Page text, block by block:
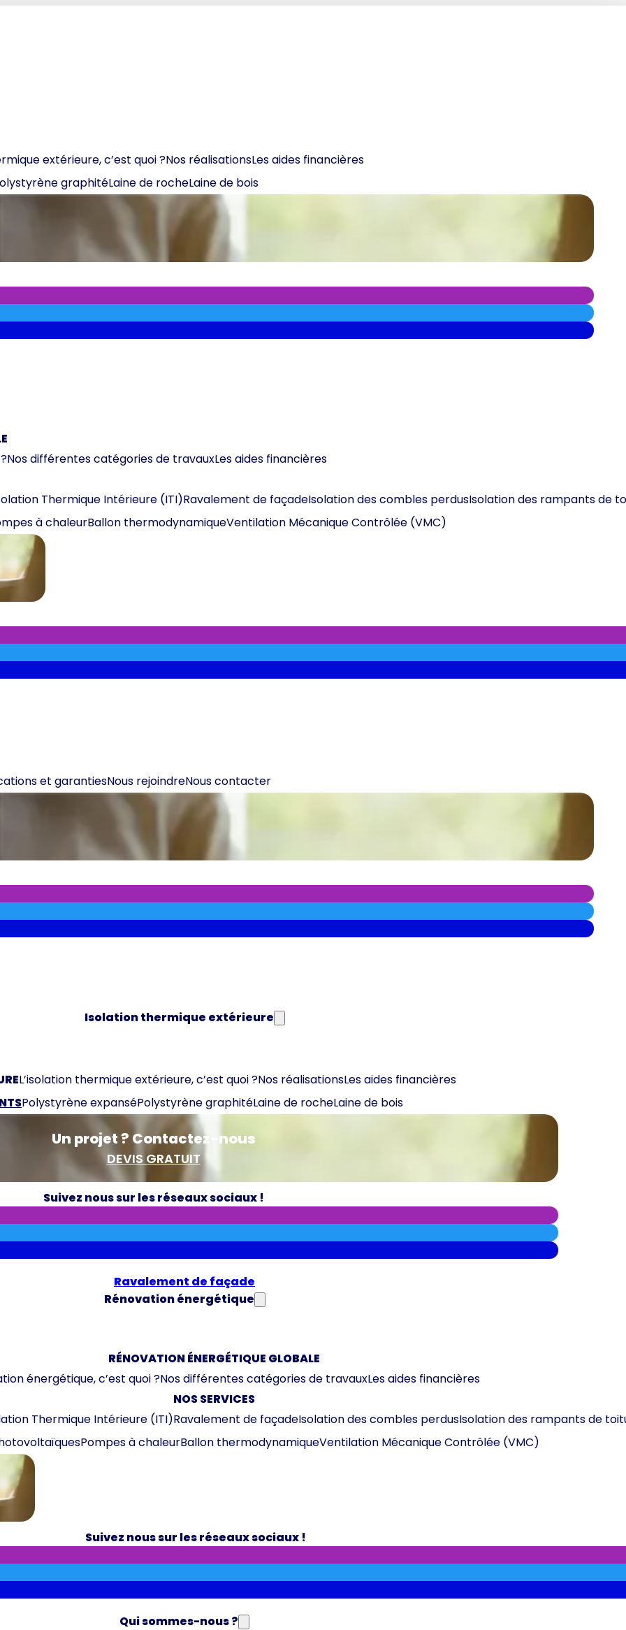
extérieure, c’est quoi ?Nos réalisationsLes aides financières
graphitéLaine de rocheLaine de bois
Nos différentes catégories de travauxLes aides financières
Thermique Intérieure (ITI)Ravalement de façadeIsolation des combles perdusIsolation des rampants de
à chaleurBallon thermodynamiqueVentilation Mécanique Contrôlée (VMC)
et garantiesNous rejoindreNous contacter
Isolation thermique extérieure
L’isolation thermique extérieure, c’est quoi ?Nos réalisationsLes aides financières
Polystyrène expanséPolystyrène graphitéLaine de rocheLaine de bois
Un projet ? Contactez-nous
DEVIS GRATUIT
Suivez nous sur les réseaux sociaux !
Ravalement de façade
Rénovation énergétique
RÉNOVATION ÉNERGÉTIQUE GLOBALE
énergétique, c’est quoi ?Nos différentes catégories de travauxLes aides financières
NOS SERVICES
Thermique Intérieure (ITI)Ravalement de façadeIsolation des combles perdusIsolation des rampants de
Pompes à chaleurBallon thermodynamiqueVentilation Mécanique Contrôlée (VMC)
Suivez nous sur les réseaux sociaux !
Qui sommes-nous ?